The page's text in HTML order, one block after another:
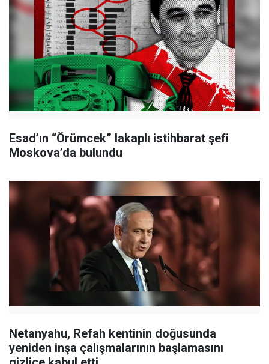
Esad’ın “Örümcek” lakaplı istihbarat şefi
Moskova’da bulundu
Netanyahu, Refah kentinin doğusunda
yeniden inşa çalışmalarının başlamasını